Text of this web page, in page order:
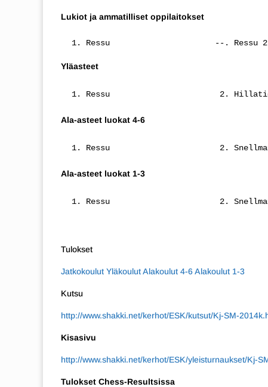
Lukiot ja ammatilliset oppilaitokset
1. Ressu                      --.
Yläasteet
1. Ressu                       2.
Ala-asteet luokat 4-6
1. Ressu                       2.
Ala-asteet luokat 1-3
1. Ressu                       2.
Tulokset
Jatkokoulut YläkoulutAlakoulut 4-6Alakoulut 1-3
Kutsu
http://www.shakki.net/kerhot/ESK/kutsut/Kj-SM-
Kisasivu
http://www.shakki.net/kerhot/ESK/yleisturnaukset/Kj-
Tulokset Chess-Resultsissa